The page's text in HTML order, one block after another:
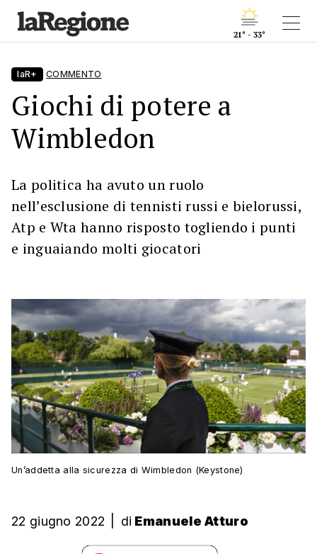
21° - 33°
laR+ COMMENTO
Giochi di potere a
Wimbledon
La politica ha avuto un ruolo
nell’esclusione di tennisti russi e bielorussi,
Atp e Wta hanno risposto togliendo i punti
e inguaiando molti giocatori
Un’addetta alla sicurezza di Wimbledon (Keystone)
22 giugno 2022 di Emanuele Atturo